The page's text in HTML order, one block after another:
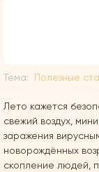
Тема: Полезные
Лето кажется
свежий воздух,
заражения
новорождённых
скопление людей,